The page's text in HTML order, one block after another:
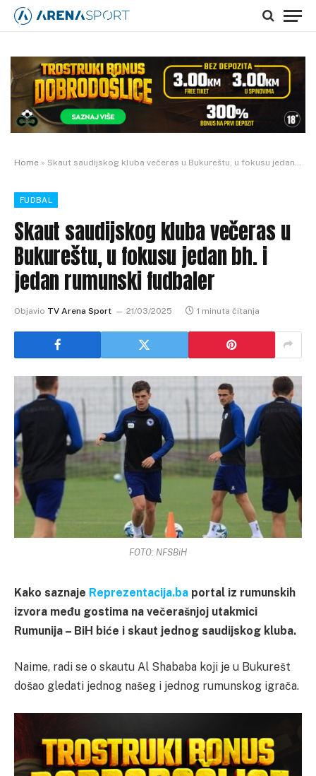
Home » Skaut saudijskog kluba večeras u Bukureštu, u fokusu jedan bh. i jedan rumunski fudbaler
FUDBAL
Skaut saudijskog kluba večeras u
Bukureštu, u fokusu jedan bh. i
jedan rumunski fudbaler
Objavio TV Arena Sport 21/03/2025 1 minuta čitanja
FOTO: NFSBiH
Kako saznaje Reprezentacija.ba portal iz rumunskih
izvora među gostima na večerašnjoj utakmici
Rumunija – BiH biće i skaut jednog saudijskog kluba.
Naime, radi se o skautu Al Shababa koji je u Bukurešt
došao gledati jednog našeg i jednog rumunskog igrača.